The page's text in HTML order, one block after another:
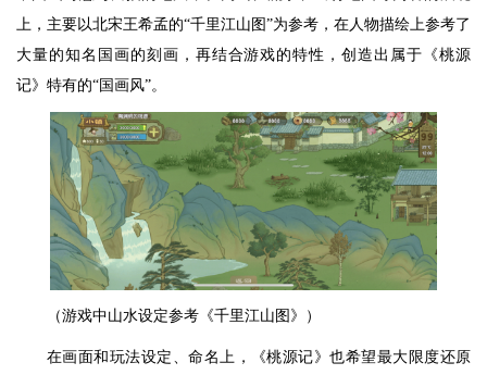
上，主要以北宋王希孟的“千里江山图”为参考，在人物描绘上参考了
大量的知名国画的刻画，再结合游戏的特性，创造出属于《桃源
记》特有的“国画风”。
（游戏中山水设定参考《千里江山图》）
在画面和玩法设定、命名上，《桃源记》也希望最大限度还原